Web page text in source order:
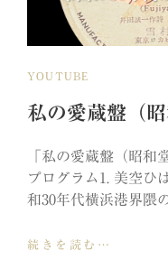
CAT
YOUTUBE
私の愛蔵盤（昭
「私の愛蔵盤（昭
プログラム1. 美空ひ
和30年代横浜港界隈
続きを読む…